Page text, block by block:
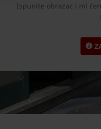
Ispunite obrazac i mi